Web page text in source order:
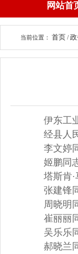
网站首
当前位置： 首页 /
伊东工
经县人
李文婷
姬鹏同
塔斯肯
张建锋
周晓明
崔丽丽
吴乐乐
郝晓兰